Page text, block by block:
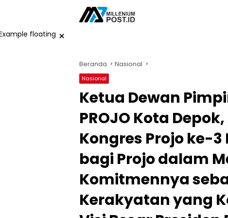
×
Beranda Nasional
Nasional
Ketua Dewan
PROJO Kota
Kongres Projo ke-
bagi Projo dalam
Komitmennya
Kerakyatan yang